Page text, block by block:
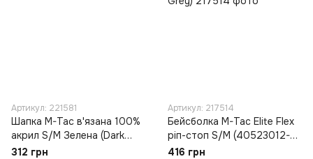
Артикул: 221581
Шапка M-Tac в'язана 100%
акрил S/M Зелена (Dark
Olive)
312 грн
Артикул: 217514
Бейсболка M-Tac Elite Flex
ріп-стоп S/M (40523012-
58) Сірий (Dark Grey)
416 грн